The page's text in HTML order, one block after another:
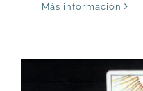
Más información